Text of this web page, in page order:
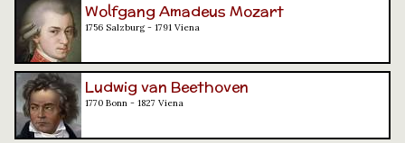
Wolfgang Amadeus Mozart
1756 Salzburg - 1791 Viena
Ludwig van Beethoven
1770 Bonn - 1827 Viena